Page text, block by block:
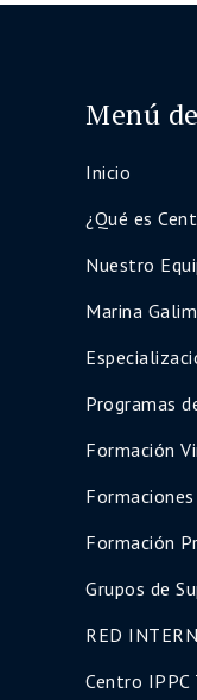
Menú
Inicio
¿Qué es
Nuestro
Marina
Programas
Formación
Formación
Grupos de
RED
Centro IPPC